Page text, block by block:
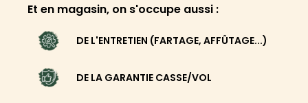
Et en magasin, on s'occupe aussi :
DE L'ENTRETIEN (FARTAGE, AFFÛTAGE...)
DE LA GARANTIE CASSE/VOL